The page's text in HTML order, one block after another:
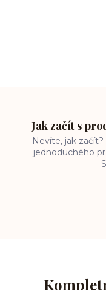
Jak začít s
Nevíte, jak
jednoduchého